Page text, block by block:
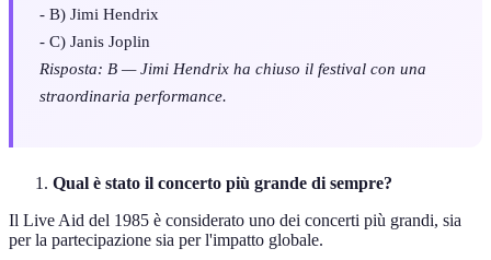
- B) Jimi Hendrix
- C) Janis Joplin
Risposta: B — Jimi Hendrix ha chiuso il festival con una
straordinaria performance.
Qual è stato il concerto più grande di sempre?
Il Live Aid del 1985 è considerato uno dei concerti più grandi, sia
per la partecipazione sia per l'impatto globale.